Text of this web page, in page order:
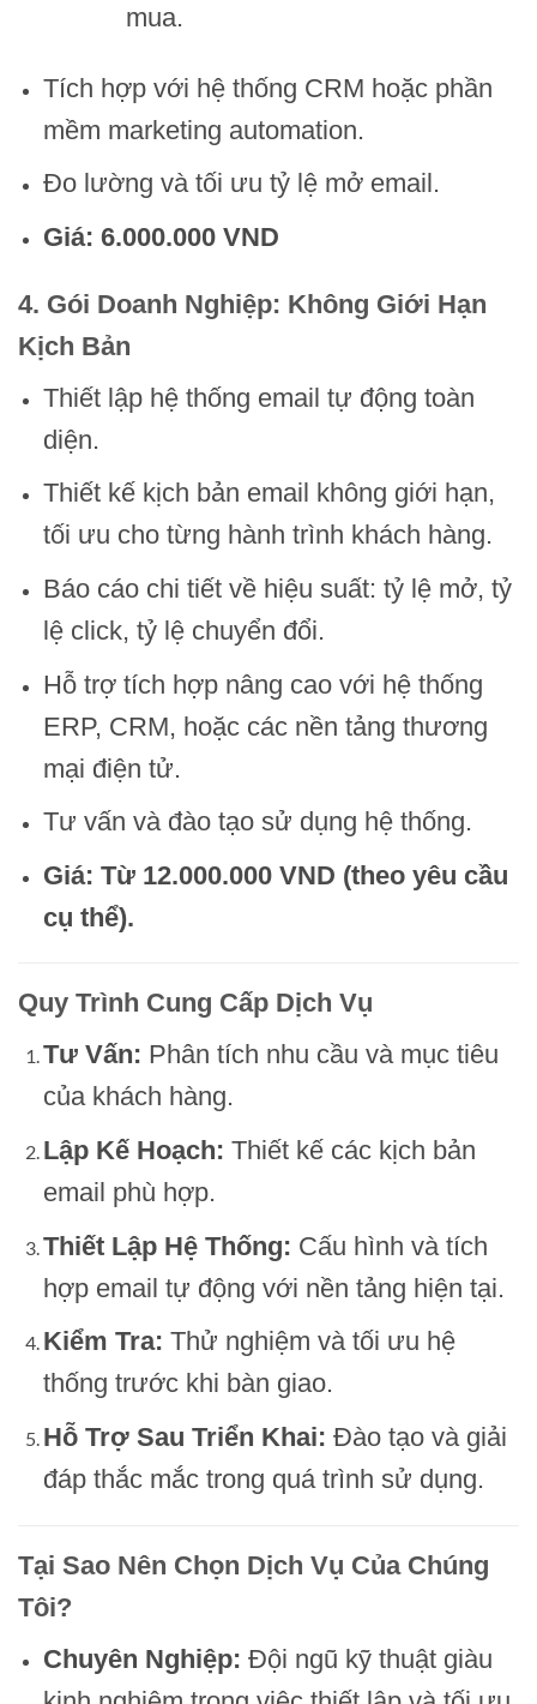
mua.
Tích hợp với hệ thống CRM hoặc phần
mềm marketing automation.
Đo lường và tối ưu tỷ lệ mở email.
Giá: 6.000.000 VND
4. Gói Doanh Nghiệp: Không Giới Hạn
Kịch Bản
Thiết lập hệ thống email tự động toàn
diện.
Thiết kế kịch bản email không giới hạn,
tối ưu cho từng hành trình khách hàng.
Báo cáo chi tiết về hiệu suất: tỷ lệ mở, tỷ
lệ click, tỷ lệ chuyển đổi.
Hỗ trợ tích hợp nâng cao với hệ thống
ERP, CRM, hoặc các nền tảng thương
mại điện tử.
Tư vấn và đào tạo sử dụng hệ thống.
Giá: Từ 12.000.000 VND (theo yêu cầu
cụ thể).
Quy Trình Cung Cấp Dịch Vụ
Tư Vấn: Phân tích nhu cầu và mục tiêu
của khách hàng.
Lập Kế Hoạch: Thiết kế các kịch bản
email phù hợp.
Thiết Lập Hệ Thống: Cấu hình và tích
hợp email tự động với nền tảng hiện tại.
Kiểm Tra: Thử nghiệm và tối ưu hệ
thống trước khi bàn giao.
Hỗ Trợ Sau Triển Khai: Đào tạo và giải
đáp thắc mắc trong quá trình sử dụng.
Tại Sao Nên Chọn Dịch Vụ Của Chúng
Tôi?
Chuyên Nghiệp: Đội ngũ kỹ thuật giàu